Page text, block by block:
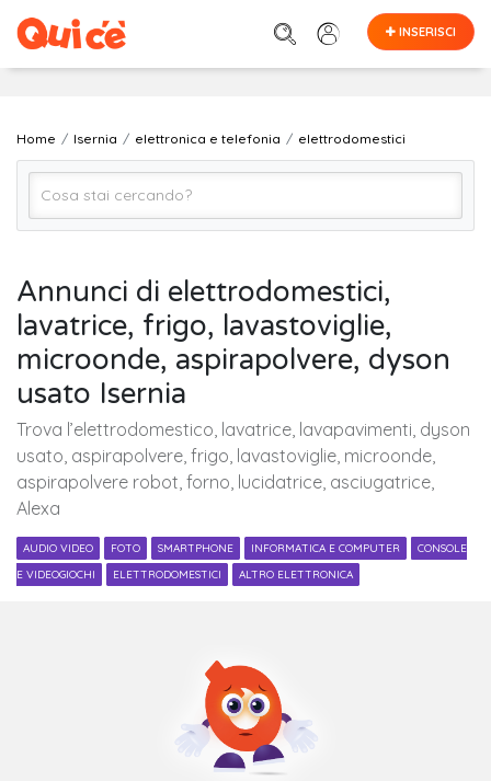
INSERISCI
Home Isernia elettronica e telefonia elettrodomestici
Isernia
Annunci di elettrodomestici,
lavatrice, frigo, lavastoviglie,
microonde, aspirapolvere, dyson
usato Isernia
Trova l’elettrodomestico, lavatrice, lavapavimenti, dyson
usato, aspirapolvere, frigo, lavastoviglie, microonde,
aspirapolvere robot, forno, lucidatrice, asciugatrice,
Alexa
AUDIO VIDEO FOTO SMARTPHONE INFORMATICA E COMPUTER
CONSOLE
E VIDEOGIOCHI
ELETTRODOMESTICI ALTRO ELETTRONICA